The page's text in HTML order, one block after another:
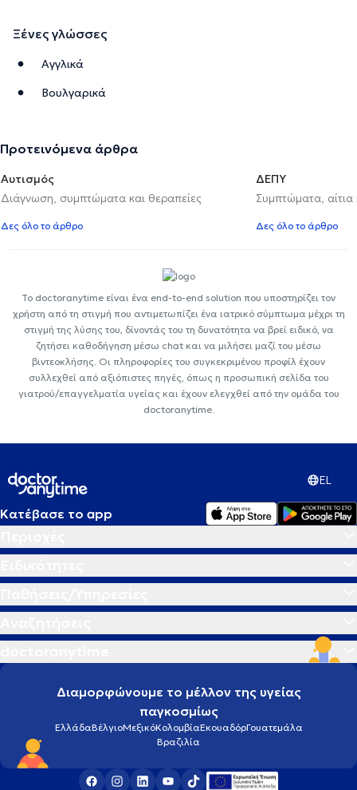
Ξένες γλώσσες
Αγγλικά
Βουλγαρικά
Προτεινόμενα άρθρα
Αυτισμός
Διάγνωση, συμπτώματα και θεραπείες
Δες όλο το άρθρο
ΔΕΠΥ
Συμπτώματα, αίτια
Δες όλο το άρθρο
Το doctoranytime είναι ένα end-to-end solution που υποστηρίζει τον
χρήστη από τη στιγμή που αντιμετωπίζει ένα ιατρικό σύμπτωμα μέχρι τη
στιγμή της λύσης του, δίνοντάς του τη δυνατότητα να βρεί ειδικό, να
ζητήσει καθοδήγηση μέσω chat και να μιλήσει μαζί του μέσω
βιντεοκλήσης. Οι πληροφορίες του συγκεκριμένου προφίλ έχουν
συλλεχθεί από αξιόπιστες πηγές, όπως η προσωπική σελίδα του
γιατρού/επαγγελματία υγείας και έχουν ελεγχθεί από την ομάδα του
doctoranytime.
EL
Κατέβασε το app
Διαμορφώνουμε το μέλλον της υγείας
παγκοσμίως
ΕλλάδαΒέλγιοΜεξικόΚολομβίαΕκουαδόρΓουατεμάλα
Βραζιλία